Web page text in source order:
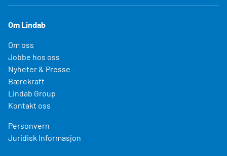
Om Lindab
Om oss
Jobbe hos oss
Nyheter & Presse
Bærekraft
Lindab Group
Kontakt oss
Personvern
Juridisk Informasjon